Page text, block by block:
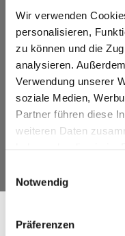
Wir verwenden
personalisieren,
zu können und die
analysieren.
Verwendung unserer
soziale Medien,
Partner führen diese
weiteren Daten
Notwendig
Präferenzen